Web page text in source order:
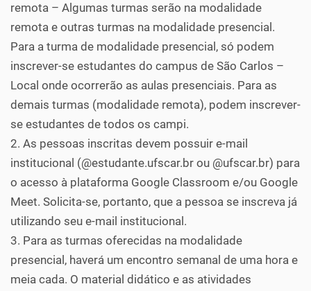
remota – Algumas turmas serão na modalidade
remota e outras turmas na modalidade presencial.
Para a turma de modalidade presencial, só podem
inscrever-se estudantes do campus de São Carlos –
Local onde ocorrerão as aulas presenciais. Para as
demais turmas (modalidade remota), podem inscrever-
se estudantes de todos os campi.
2. As pessoas inscritas devem possuir e-mail
institucional (@estudante.ufscar.br ou @ufscar.br) para
o acesso à plataforma Google Classroom e/ou Google
Meet. Solicita-se, portanto, que a pessoa se inscreva já
utilizando seu e-mail institucional.
3. Para as turmas oferecidas na modalidade
presencial, haverá um encontro semanal de uma hora e
meia cada. O material didático e as atividades